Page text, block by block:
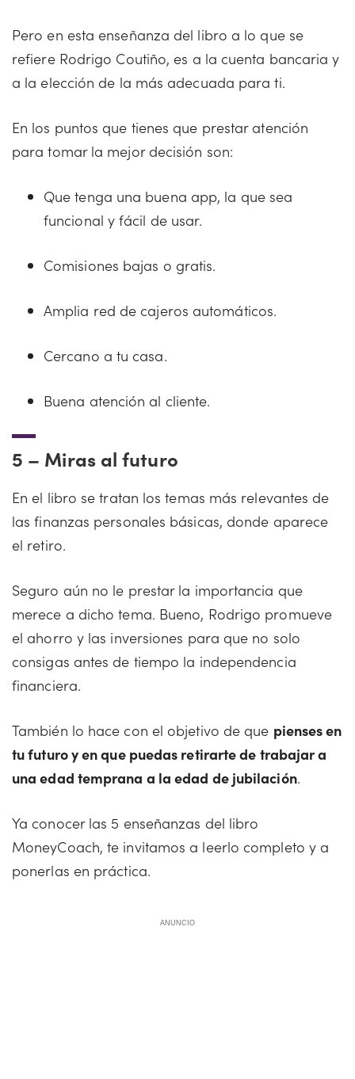
Pero en esta enseñanza del libro a lo que se
refiere Rodrigo Coutiño, es a la cuenta bancaria y
a la elección de la más adecuada para ti.
En los puntos que tienes que prestar atención
para tomar la mejor decisión son:
Que tenga una buena app, la que sea
funcional y fácil de usar.
Comisiones bajas o gratis.
Amplia red de cajeros automáticos.
Cercano a tu casa.
Buena atención al cliente.
5 – Miras al futuro
En el libro se tratan los temas más relevantes de
las finanzas personales básicas, donde aparece
el retiro.
Seguro aún no le prestar la importancia que
merece a dicho tema. Bueno, Rodrigo promueve
el ahorro y las inversiones para que no solo
consigas antes de tiempo la independencia
financiera.
También lo hace con el objetivo de que pienses en
tu futuro y en que puedas retirarte de trabajar a
una edad temprana a la edad de jubilación.
Ya conocer las 5 enseñanzas del libro
MoneyCoach, te invitamos a leerlo completo y a
ponerlas en práctica.
ANUNCIO